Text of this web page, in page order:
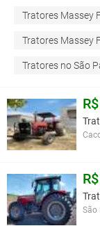
Tratores Massey
Tratores Massey
Tratores no São
São